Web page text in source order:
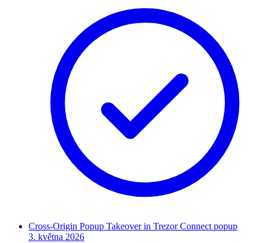
Cross-Origin Popup Takeover in Trezor Connect popup
3. května 2026